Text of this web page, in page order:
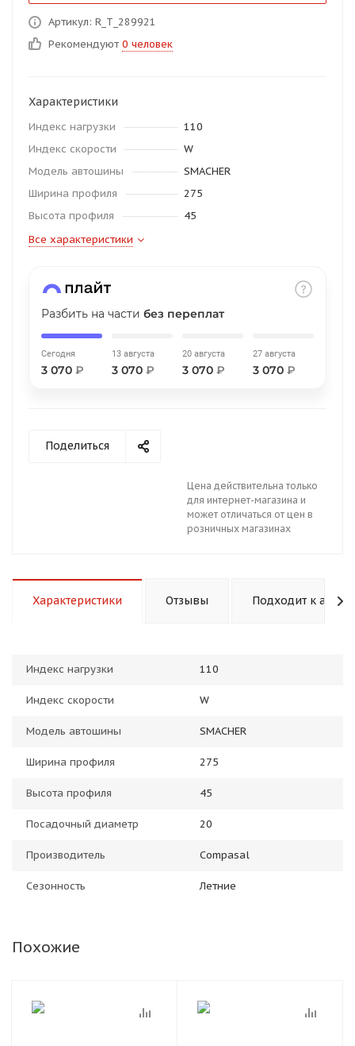
Артикул: R_T_289921
Рекомендуют 0 человек
Характеристики
Индекс нагрузки
110
Индекс скорости
W
Модель автошины
SMACHER
Ширина профиля
275
Высота профиля
45
Все характеристики
Разбить на части без переплат
Сегодня
3 070 ₽
13 августа
3 070 ₽
20 августа
3 070 ₽
27 августа
3 070 ₽
Поделиться
Цена действительна только
для интернет-магазина и
может отличаться от цен в
розничных магазинах
Характеристики Отзывы Подходит к авто
Индекс нагрузки 110
Индекс скорости W
Модель автошины SMACHER
Ширина профиля 275
Высота профиля 45
Посадочный диаметр 20
Производитель Compasal
Сезонность Летние
Похожие
об оплате Плайтом
недели
plait.ru